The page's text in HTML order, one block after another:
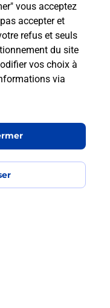
vous acceptez
accepter et
refus et seuls
du site
vos choix à
via
toutes les
?